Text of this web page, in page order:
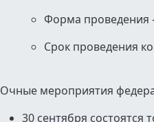
Форма проведения
Срок проведения
Очные мероприятия
30 сентября